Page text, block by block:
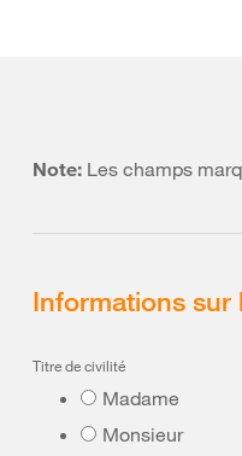
Note: Les champs
Informations sur
Titre de civilité
Madame
Monsieur